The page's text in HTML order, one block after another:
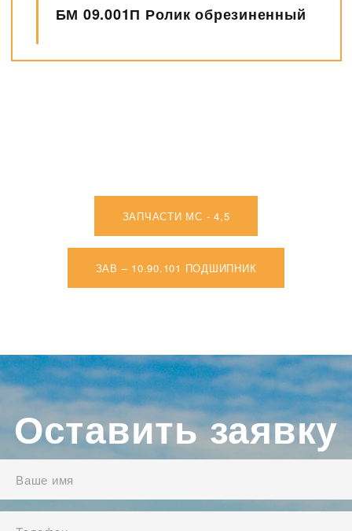
БМ 09.001П Ролик обрезиненный
ЗАПЧАСТИ МС - 4,5
ЗАВ – 10.90.101 ПОДШИПНИК
Оставить заявку